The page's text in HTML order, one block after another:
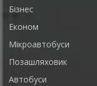
Бізнес
Економ
Мікроавтобуси
Позашляховик
Автобуси